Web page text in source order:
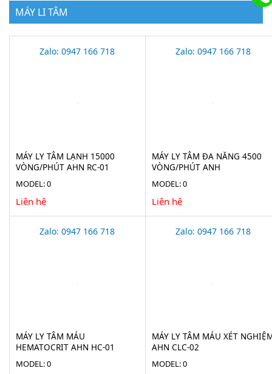
MÁY LI TÂM
Zalo: 0947 166 718
MÁY LY TÂM LẠNH 15000
VÒNG/PHÚT AHN RC-01
MODEL: 0
Liên hệ
Zalo: 0947 166 718
MÁY LY TÂM ĐA NĂNG 4500
VÒNG/PHÚT ANH
MODEL: 0
Liên hệ
Zalo: 0947 166 718
MÁY LY TÂM MÁU
HEMATOCRIT AHN HC-01
MODEL: 0
Zalo: 0947 166 718
MÁY LY TÂM MÁU XÉT
AHN CLC-02
MODEL: 0